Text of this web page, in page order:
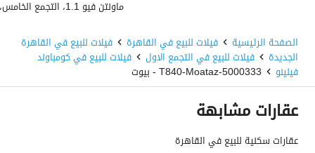
الصفحة الرئيسية فيلات للبيع في القاهرة فيلات للبيع في القاهرة
الجديدة فيلات للبيع في التجمع الاول فيلات للبيع في كومباوند
فيلينو 5000333-T840-Moataz - بيوت
عقارات مشابهة
عقارات سكنية للبيع في القاهرة